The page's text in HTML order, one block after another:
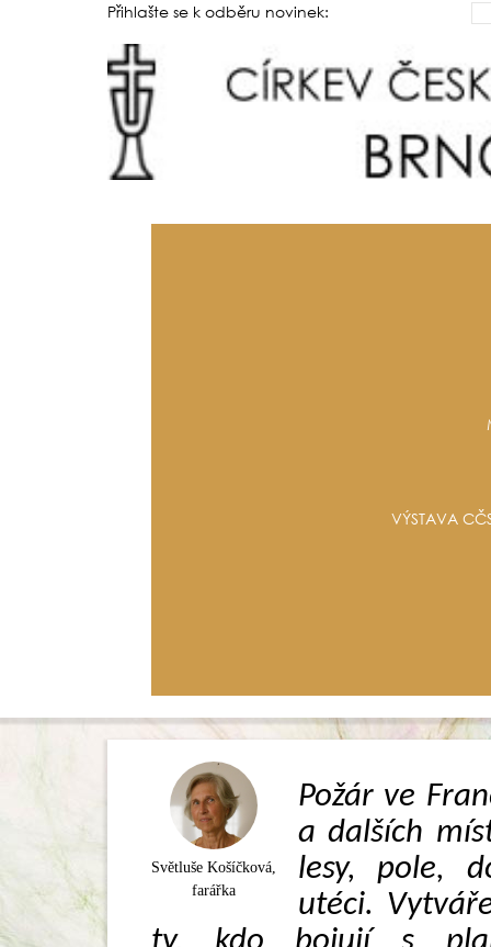
Přihlašte se k odběru novinek:
VÝSTAVA
Světluše Košíčková,
farářka
Požár ve
a dalších
lesy, pole,
utéci.